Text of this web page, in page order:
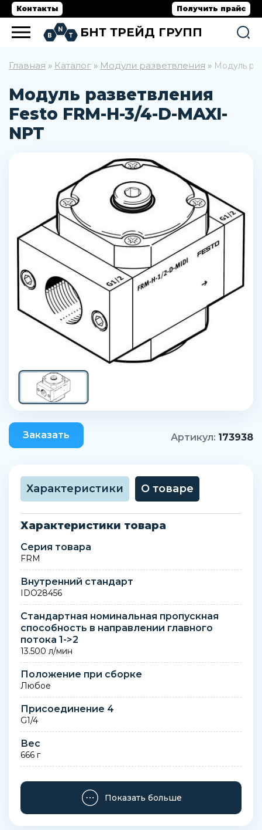
Контакты Получить прайс
БНТ ТРЕЙД ГРУПП
Главная » Каталог » Модули разветвления » Модуль
Модуль разветвления
Festo FRM-H-3/4-D-MAXI-
NPT
Заказать Артикул: 173938
Характеристики О товаре
Характеристики товара
Серия товара
FRM
Внутренний стандарт
IDO28456
Стандартная номинальная пропускная
способность в направлении главного
потока 1->2
13.500 л/мин
Положение при сборке
Любое
Присоединение 4
G1/4
Вес
666 г
Соответствует директиве RoHS
Температура рабочей среды
От -10 °C до +60 °C
Показать больше